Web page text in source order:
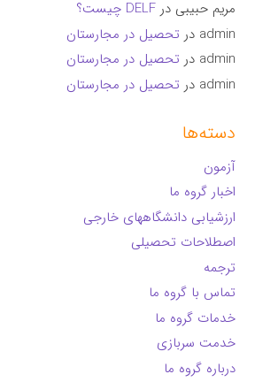
مریم حبیبی درDELF چیست؟
admin در تحصیل در مجارستان
admin در تحصیل در مجارستان
admin در تحصیل در مجارستان
دسته‌ها
آزمون
اخبار گروه ما
ارزشیابی دانشگاههای خارجی
اصطلاحات تحصیلی
ترجمه
تماس با گروه ما
خدمات گروه ما
خدمت سربازی
درباره گروه ما